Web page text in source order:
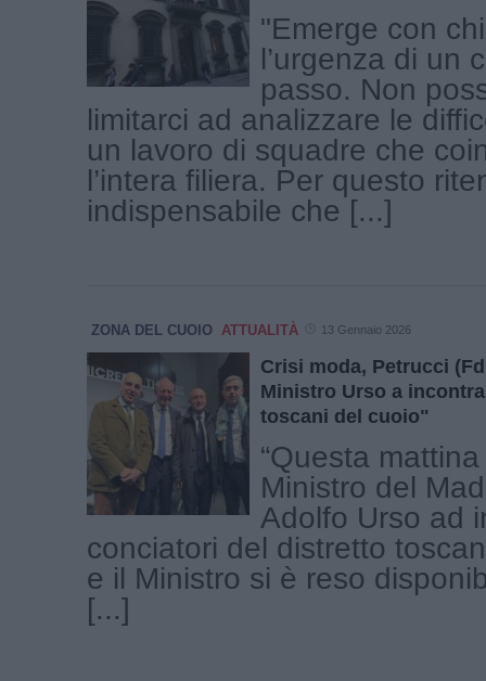
"Emerge con
l’urgenza di un
passo. Non
limitarci ad analizzare le
un lavoro di squadre che
l’intera filiera. Per questo
indispensabile che [...]
ZONA DEL CUOIO ATTUALITÀ 13 Gennaio 2026
Crisi moda, Petrucci
Ministro Urso a
toscani del cuoio"
“Questa
Ministro del
Adolfo Urso ad
conciatori del distretto
e il Ministro si è reso
[...]